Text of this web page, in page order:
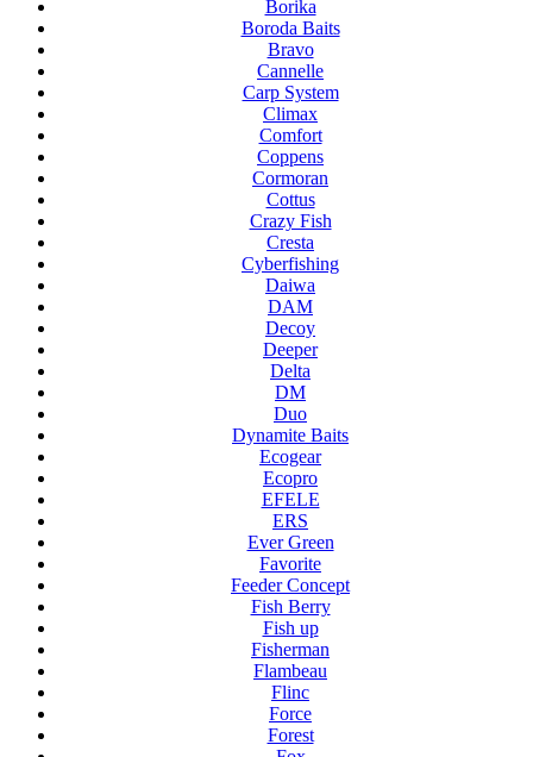
Borika
Boroda Baits
Bravo
Cannelle
Carp System
Climax
Comfort
Coppens
Cormoran
Cottus
Crazy Fish
Cresta
Cyberfishing
Daiwa
DAM
Decoy
Deeper
Delta
DM
Duo
Dynamite Baits
Ecogear
Ecopro
EFELE
ERS
Ever Green
Favorite
Feeder Concept
Fish Berry
Fish up
Fisherman
Flambeau
Flinc
Force
Forest